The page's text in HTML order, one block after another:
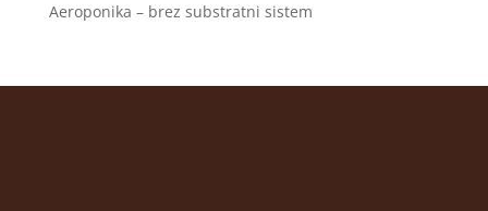
Aeroponika – brez substratni sistem